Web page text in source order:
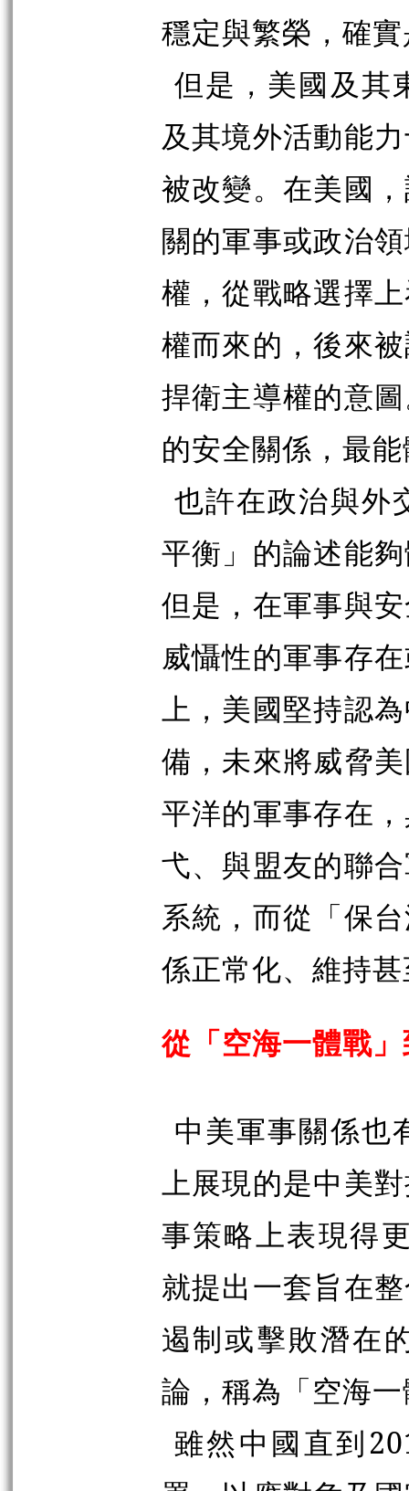
穩定與繁榮，確
但是，美國及其
及其境外活動能
被改變。在美國
關的軍事或政治
權，從戰略選擇
權而來的，後來
捍衛主導權的意
的安全關係，最
也許在政治與外
平衡」的論述能
但是，在軍事與
威懾性的軍事存
上，美國堅持認
備，未來將威脅
平洋的軍事存在
弋、與盟友的聯
系統，而從「保
係正常化、維持
從「空海一體戰
中美軍事關係也
上展現的是中美
事策略上表現得
就提出一套旨在
遏制或擊敗潛在
論，稱為「空海
雖然中國直到